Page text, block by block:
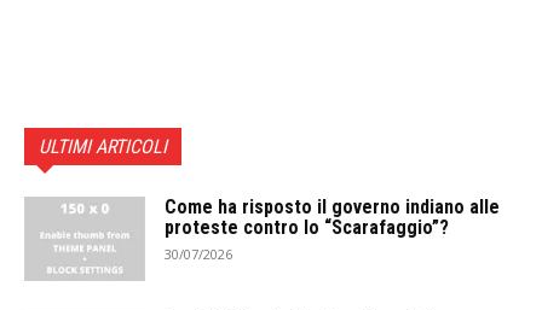
ULTIMI ARTICOLI
Come ha risposto il governo indiano alle
proteste contro lo “Scarafaggio”?
30/07/2026